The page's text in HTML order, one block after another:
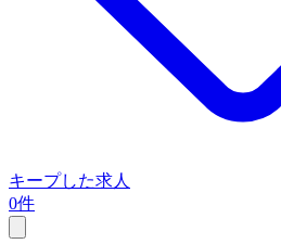
キープした求人
0件